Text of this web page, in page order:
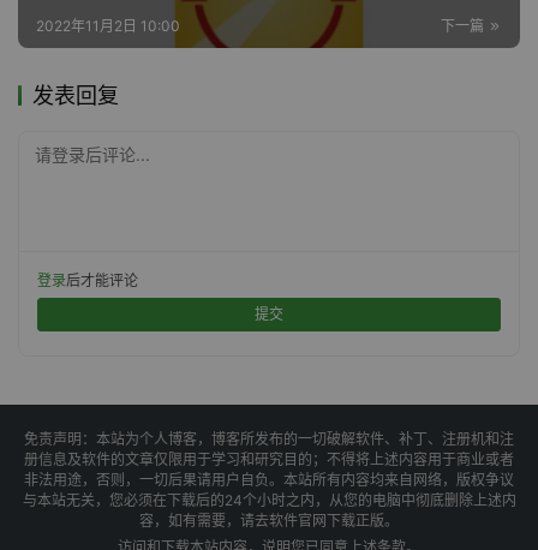
下一篇
2022年11月2日 10:00
发表回复
请登录后评论...
登录后才能评论
提交
免责声明：本站为个人博客，博客所发布的一切破解软件、补丁、注册机和注
册信息及软件的文章仅限用于学习和研究目的；不得将上述内容用于商业或者
非法用途，否则，一切后果请用户自负。本站所有内容均来自网络，版权争议
与本站无关，您必须在下载后的24个小时之内，从您的电脑中彻底删除上述内
容，如有需要，请去软件官网下载正版。